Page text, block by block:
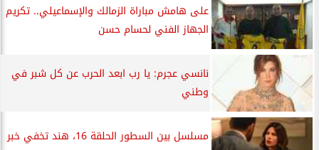
على هامش مباراة الزمالك والإسماعيلي.. تكريم
الجهاز الفني لحسام حسن
نانسي عجرم: يا رب ابعد الحرب عن كل شبر في
وطني
مسلسل بين السطور الحلقة 16، هند تخفي خبر